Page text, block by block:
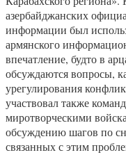
азербайджанских
информации был
армянского
впечатление, будто в
обсуждаются вопросы,
урегулирования
участвовал также
миротворческими
обсуждению шагов по
связанных с этим